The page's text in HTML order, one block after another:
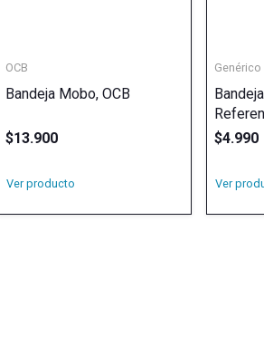
OCB
Bandeja Mobo, OCB
$13.900
Ver producto
Genérico
$4.990
Ver